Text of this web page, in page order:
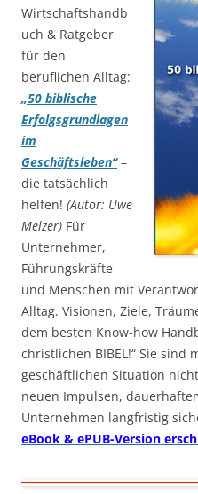
Wirtschaftshandb
uch & Ratgeber
für den
beruflichen Alltag:
„50 biblische
Erfolgsgrundlagen
im
Geschäftsleben“–
die tatsächlich
helfen! (Autor: Uwe
Melzer) Für
Unternehmer,
Führungskräfte
und Menschen mit
Alltag. Visionen, Ziele,
dem besten Know-how
christlichen BIBEL!“ Sie
geschäftlichen Situation
neuen Impulsen,
Unternehmen langfristig
eBook & ePUB-Version